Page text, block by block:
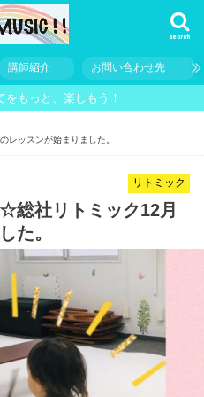
search
講師紹介 お問い合わせ先
もっと、楽しもう！
レッスンが始まりました。
リトミック
総社リトミック12月
た。